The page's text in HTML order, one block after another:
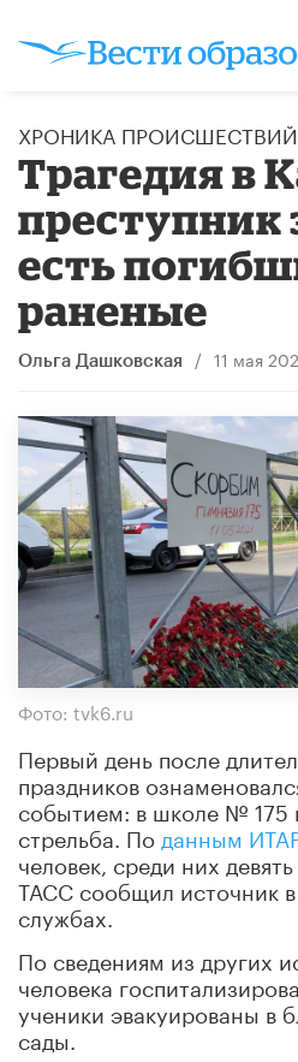
ХРОНИКА ПРОИСШЕСТВИЙ
Трагедия в
преступник
есть
раненые
Ольга Дашковская / 11 мая
Фото: tvk6.ru
Первый день после
праздников
событием: в школе № 175
стрельба. По данным
человек, среди них
ТАСС сообщил источник
службах.
По сведениям из других
человека
ученики эвакуированы в
сады.